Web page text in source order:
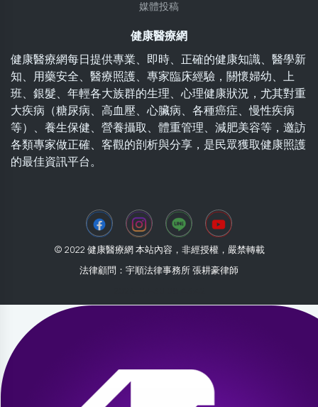
媒體投稿
健康醫療網
健康醫療網每日提供專業、即時、正確的健康知識、醫學新
知、用藥安全、醫療照護、專家臨床經驗，關懷婦幼、上
班、銀髮、年輕各大族群的生理、心理健康狀況，尤其對重
大疾病（糖尿病、高血壓、心臟病、各種癌症、慢性疾病
等）、養生保健、營養攝取、體重管理、減肥美容等，邀訪
各類專家做正確、客觀的剖析與分享，是民眾獲取健康照護
的最佳資訊平台。
© 2022 健康醫療網 本站內容，非經授權，嚴禁轉載
法律顧問：宇順法律事務所 張耕豪律師